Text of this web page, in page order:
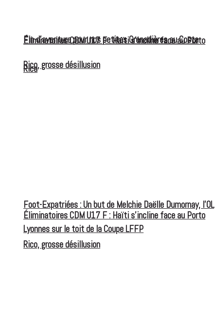
Fin d’aventure pour nos petites Grenadières au Costa
Rica
Éliminatoires CDM U17 F : Haïti s’incline face au Porto
Rico, grosse désillusion
Éliminatoires CDM U17 F : Haïti s’incline face au Porto
Rico, grosse désillusion
Foot-Expatriées : Un but de Melchie Daëlle Dumornay, l’OL
Lyonnes sur le toit de la Coupe LFFP